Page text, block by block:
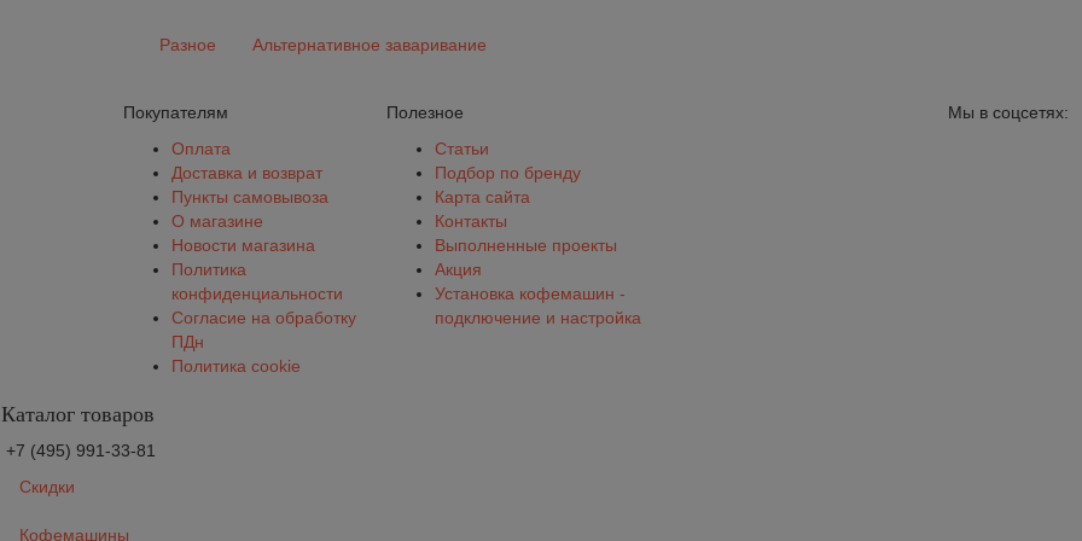
Разное Альтернативное заваривание
Покупателям
Оплата
Доставка и возврат
Пункты самовывоза
О магазине
Новости магазина
Политика
конфиденциальности
Согласие на обработку
ПДн
Политика cookie
Полезное
Статьи
Подбор по бренду
Карта сайта
Контакты
Выполненные проекты
Акция
Установка кофемашин -
подключение и настройка
Мы в соцсетях:
Каталог товаров
+7 (495) 991-33-81
Скидки
Кофемашины